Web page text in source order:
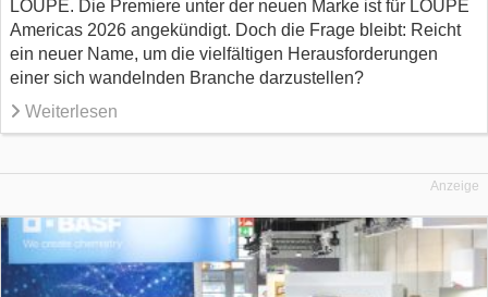
LOUPE. Die Premiere unter der neuen Marke ist für LOUPE
Americas 2026 angekündigt. Doch die Frage bleibt: Reicht
ein neuer Name, um die vielfältigen Herausforderungen
einer sich wandelnden Branche darzustellen?
Weiterlesen
Anzeige